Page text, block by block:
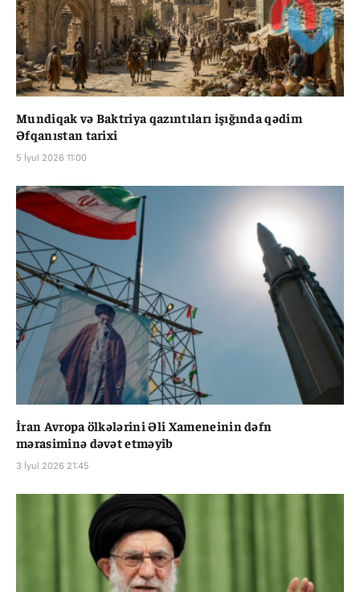
Mundiqak və Baktriya qazıntıları işığında qədim
Əfqanıstan tarixi
5 İyul 2026 11:00
İran Avropa ölkələrini Əli Xameneinin dəfn
mərasiminə dəvət etməyib
3 İyul 2026 21:45